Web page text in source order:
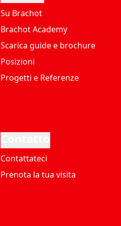
Su Brachot
Brachot Academy
Scarica guide e brochure
Posizioni
Progetti e Referenze
Contattateci
Prenota la tua visita